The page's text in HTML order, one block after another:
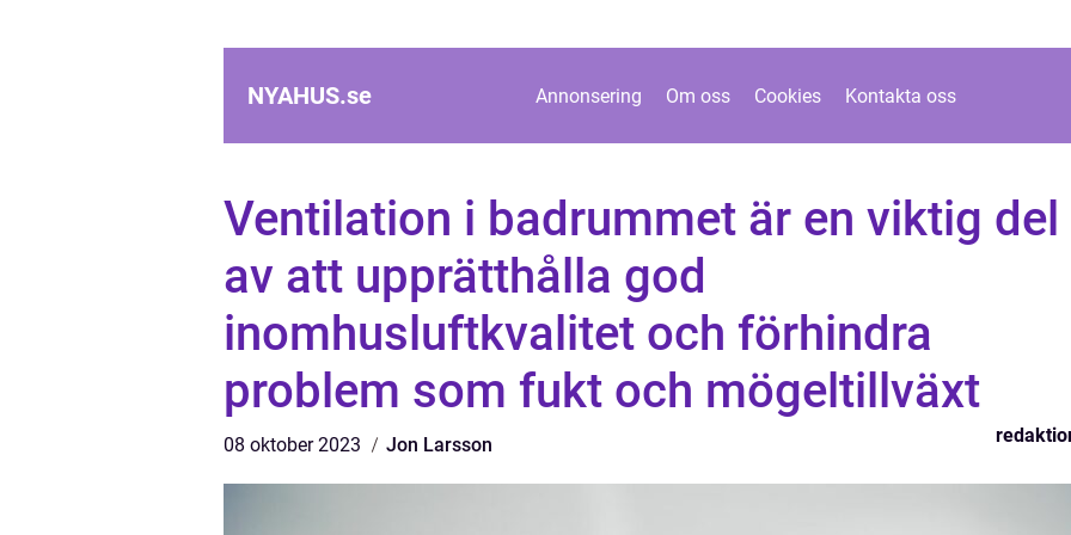
NYAHUS.se Annonsering Om oss Cookies Kontakta oss
Ventilation i badrummet är en viktig del
av att upprätthålla god
inomhusluftkvalitet och förhindra
problem som fukt och mögeltillväxt
08 oktober 2023 Jon Larsson